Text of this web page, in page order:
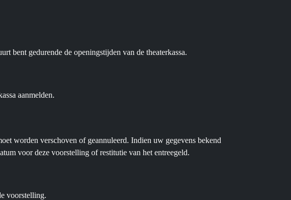
bent gedurende de openingstijden van de theaterkassa.
aanmelden.
worden verschoven of geannuleerd. Indien uw gegevens bekend
voor deze voorstelling of restitutie van het entreegeld.
voorstelling.